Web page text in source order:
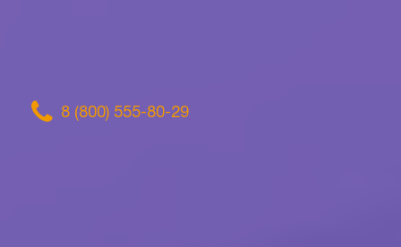
8 (800) 555-80-29